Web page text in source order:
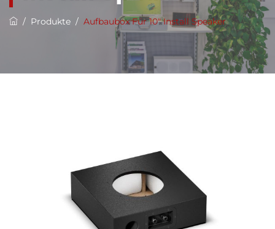
/ Produkte / Aufbaubox Für 10″ Install Speaker